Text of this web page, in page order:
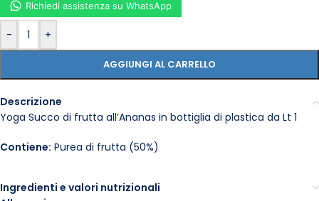
- +
AGGIUNGI AL CARRELLO
Richiedi assistenza su WhatsApp
Descrizione
Yoga Succo di frutta all’Ananas in bottiglia di plastica da Lt 1
Contiene: Purea di frutta (50%)
Ingredienti e valori nutrizionali